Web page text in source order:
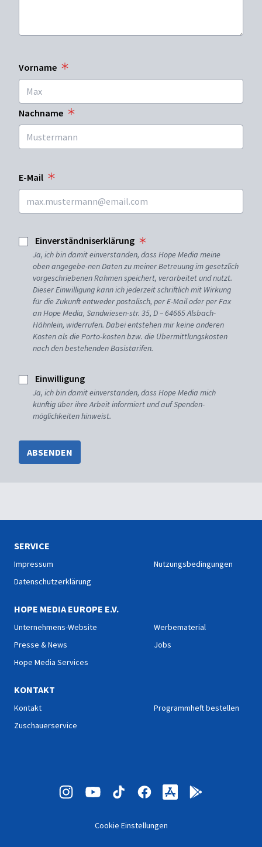
Vorname
Nachname
E-Mail
Einverständniserklärung
Ja, ich bin damit einverstanden, dass Hope Media meine
oben angegebe-nen Daten zu meiner Betreuung im gesetzlich
vorgeschriebenen Rahmen speichert, verarbeitet und nutzt.
Dieser Einwilligung kann ich jederzeit schriftlich mit Wirkung
für die Zukunft entweder postalisch, per E-Mail oder per Fax
an Hope Media, Sandwiesen-str. 35, D – 64665 Alsbach-
Hähnlein, widerrufen. Dabei entstehen mir keine anderen
Kosten als die Porto-kosten bzw. die Übermittlungskosten
nach den bestehenden Basistarifen.
Einwilligung
Ja, ich bin damit einverstanden, dass Hope Media mich
künftig über ihre Arbeit informiert und auf Spenden-
möglichkeiten hinweist.
ABSENDEN
SERVICE
Impressum
Datenschutzerklärung
Nutzungsbedingungen
HOPE MEDIA EUROPE E.V.
Unternehmens-Website
Presse & News
Hope Media Services
Werbematerial
Jobs
KONTAKT
Kontakt
Zuschauerservice
Programmheft bestellen
Cookie Einstellungen